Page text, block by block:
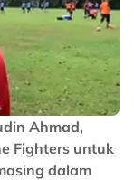
Ahmad,
Fighters untuk
dalam